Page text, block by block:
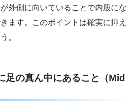
外側に向いていることで内股にな
ます。このポイントは確実に抑え
。
足の真ん中にあること（Mid